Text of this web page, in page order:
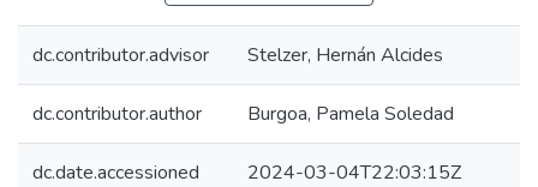
dc.contributor.advisor Stelzer, Hernán Alcides
dc.contributor.author Burgoa, Pamela Soledad
dc.date.accessioned 2024-03-04T22:03:15Z